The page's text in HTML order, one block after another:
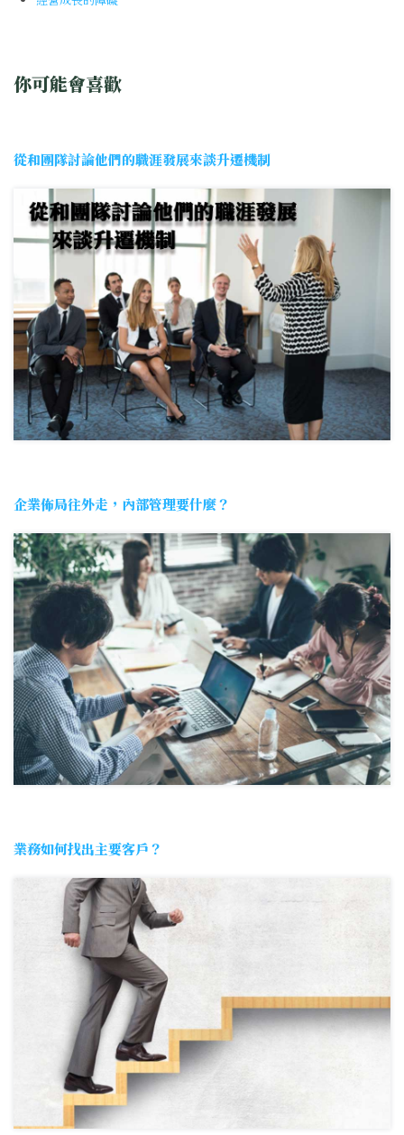
你可能會喜歡
從和團隊討論他們的職涯發展來談升遷機制
企業佈局往外走，內部管理要什麼？
業務如何找出主要客戶？